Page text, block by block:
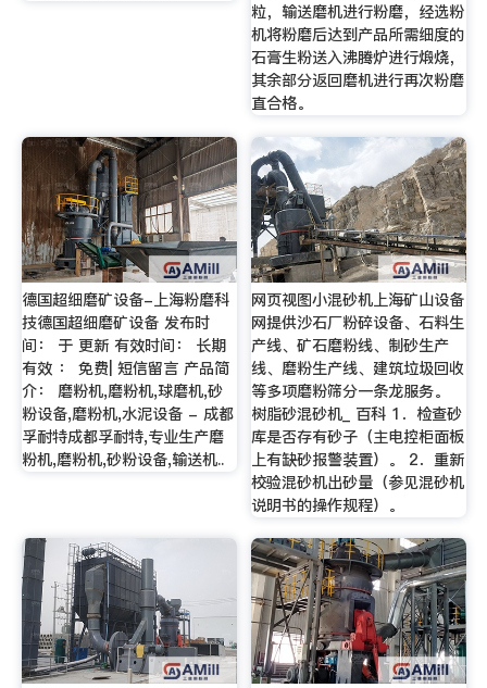
粒，输送磨机进行粉磨，经选粉
机将粉磨后达到产品所需细度的
石膏生粉送入沸腾炉进行煅烧，
其余部分返回磨机进行再次粉磨
直合格。
德国超细磨矿设备-上海粉磨科
技德国超细磨矿设备 发布时
间： 于 更新 有效时间： 长期
有效 ： 免费| 短信留言 产品简
介： 磨粉机,磨粉机,球磨机,砂
粉设备,磨粉机,水泥设备 - 成都
孚耐特成都孚耐特,专业生产磨
粉机,磨粉机,砂粉设备,输送机..
网页视图小混砂机上海矿山设备
网提供沙石厂粉碎设备、石料生
产线、矿石磨粉线、制砂生产
线、磨粉生产线、建筑垃圾回收
等多项磨粉筛分一条龙服务。
树脂砂混砂机_ 百科 1．检查砂
库是否存有砂子（主电控柜面板
上有缺砂报警装置）。 2．重新
校验混砂机出砂量（参见混砂机
说明书的操作规程）。